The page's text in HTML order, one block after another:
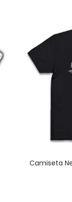
Camiseta